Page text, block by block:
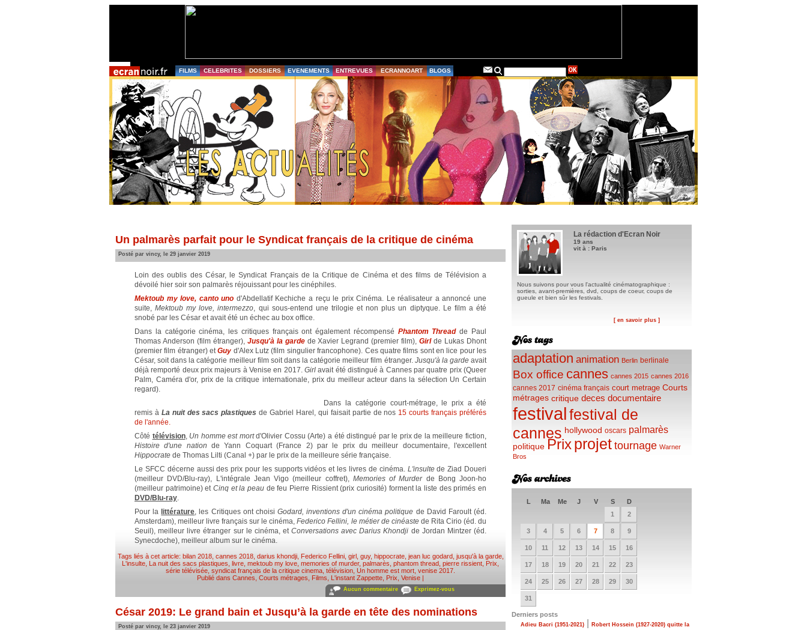
FILMS CELEBRITES DOSSIERS EVENEMENTS ENTREVUES ECRANNOART BLOGS
Un palmarès parfait pour le Syndicat français de la critique de cinéma
Posté par vincy, le 29 janvier 2019
Loin des oublis des César, le Syndicat Français de la Critique de Cinéma et des films de Télévision a
dévoilé hier soir son palmarès réjouissant pour les cinéphiles.
Mektoub my love, canto uno d'Abdellatif Kechiche a reçu le prix Cinéma. Le réalisateur a annoncé une
suite,Mektoub my love, intermezzo, qui sous-entend une trilogie et non plus un diptyque. Le film a été
snobé par les César et avait été un échec au box office.
Dans la catégorie cinéma, les critiques français ont également récompensé Phantom Thread de Paul
Thomas Anderson (film étranger), Jusqu'à la gardede Xavier Legrand (premier film),Girlde Lukas Dhont
(premier film étranger) etGuy d'Alex Lutz (film singulier francophone). Ces quatre films sont en lice pour les
César, soit dans la catégorie meilleur film soit dans la catégorie meilleur film étranger. Jusqu'à la gardeavait
déjà remporté deux prix majeurs à Venise en 2017. Girl avait été distingué à Cannes par quatre prix (Queer
Palm, Caméra d'or, prix de la critique internationale, prix du meilleur acteur dans la sélection Un Certain
regard).
Dans la catégorie court-métrage, le prix a été
remis à La nuit des sacs plastiquesde Gabriel Harel, qui faisait partie de nos 15 courts français préférés
de l'année.
Côté télévision, Un homme est mortd'Olivier Cossu (Arte) a été distingué par le prix de la meilleure fiction,
Histoire d'une nation de Yann Coquart (France 2) par le prix du meilleur documentaire, l'excellent
Hippocrate de Thomas Lilti (Canal +) par le prix de la meilleure série française.
Le SFCC décerne aussi des prix pour les supports vidéos et les livres de cinéma. L'insultede Ziad Doueri
(meilleur DVD/Blu-ray), L'intégrale Jean Vigo (meilleur coffret), Memories of Murderde Bong Joon-ho
(meilleur patrimoine) et Cinq et la peau de feu Pierre Rissient (prix curiosité) forment la liste des primés en
DVD/Blu-ray.
Pour la littérature, les Critiques ont choisi Godard, inventions d'un cinéma politique de David Faroult (éd.
Amsterdam), meilleur livre français sur le cinéma,Federico Fellini, le métier de cinéaste de Rita Cirio (éd. du
Seuil), meilleur livre étranger sur le cinéma, etConversations avec Darius Khondji de Jordan Mintzer (éd.
Synecdoche), meilleur album sur le cinéma.
Tags liés à cet article: bilan 2018, cannes 2018, darius khondji, Federico Fellini, girl, guy, hippocrate, jean luc godard, jusqu'à la garde,
L'insulte La nuit des sacs plastiques livre mektoub my love memories of murder, palmarès phantom thread pierre rissient Prix
série télévisée syndicat français de la critique cinema télévision Un homme est mort venise 2017
Publié dans Cannes Courts métrages Films L'instant Zappette Prix Venise |
Aucun commentaire Exprimez-vous
César 2019: Le grand bain et Jusqu’à la garde en tête des nominations
Posté par vincy, le 23 janvier 2019
La rédaction d'Ecran Noir
19 ans
vit à : Paris
Nous suivons pour vous l'actualité cinématographique :
sorties, avant-premières, dvd, coups de coeur, coups de
gueule et bien sûr les festivals.
[ en savoir plus ]
adaptation animation Berlin berlinale
Box office cannes cannes 2015 cannes 2016
cannes 2017 cinéma français court metrage Courts
métrages critique deces documentaire
festivalfestival de
cannes hollywood oscars palmarès
politique Prixprojet tournage Warner
Bros
L Ma Me J V S
D
1
2
3 4 5 6 7 8 9
10 11 12 13 14 15 16
17 18 19 20 21 22 23
24 25 26 27 28 29 30
31
Derniers posts
Adieu Bacri (1951-2021)
Robert Hossein (1927-2020) quitte la